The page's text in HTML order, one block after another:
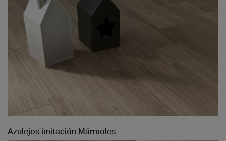
Azulejos imitación Mármoles